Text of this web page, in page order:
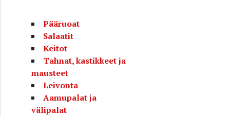
Pääruoat
Salaatit
Keitot
Tahnat, kastikkeet ja
mausteet
Leivonta
Aamupalat ja
välipalat